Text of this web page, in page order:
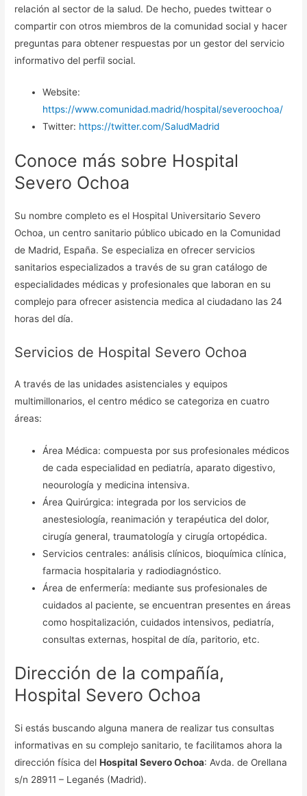
relación al sector de la salud. De hecho, puedes twittear o
compartir con otros miembros de la comunidad social y hacer
preguntas para obtener respuestas por un gestor del servicio
informativo del perfil social.
Website:
https://www.comunidad.madrid/hospital/severoochoa/
Twitter: https://twitter.com/SaludMadrid
Conoce más sobre Hospital
Severo Ochoa
Su nombre completo es el Hospital Universitario Severo
Ochoa, un centro sanitario público ubicado en la Comunidad
de Madrid, España. Se especializa en ofrecer servicios
sanitarios especializados a través de su gran catálogo de
especialidades médicas y profesionales que laboran en su
complejo para ofrecer asistencia medica al ciudadano las 24
horas del día.
Servicios de Hospital Severo Ochoa
A través de las unidades asistenciales y equipos
multimillonarios, el centro médico se categoriza en cuatro
áreas:
Área Médica: compuesta por sus profesionales médicos
de cada especialidad en pediatría, aparato digestivo,
neourología y medicina intensiva.
Área Quirúrgica: integrada por los servicios de
anestesiología, reanimación y terapéutica del dolor,
cirugía general, traumatología y cirugía ortopédica.
Servicios centrales: análisis clínicos, bioquímica clínica,
farmacia hospitalaria y radiodiagnóstico.
Área de enfermería: mediante sus profesionales de
cuidados al paciente, se encuentran presentes en áreas
como hospitalización, cuidados intensivos, pediatría,
consultas externas, hospital de día, paritorio, etc.
Dirección de la compañía,
Hospital Severo Ochoa
Si estás buscando alguna manera de realizar tus consultas
informativas en su complejo sanitario, te facilitamos ahora la
dirección física delHospital Severo Ochoa: Avda. de Orellana
s/n 28911 – Leganés (Madrid).